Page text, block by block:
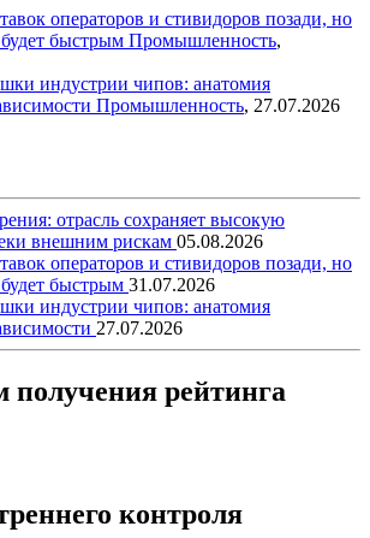
операторов и стивидоров позади, но
быстрым Промышленность,
индустрии чипов: анатомия
Промышленность, 27.07.2026
отрасль сохраняет высокую
внешним рискам 05.08.2026
операторов и стивидоров позади, но
быстрым 31.07.2026
индустрии чипов: анатомия
27.07.2026
получения рейтинга
контроля